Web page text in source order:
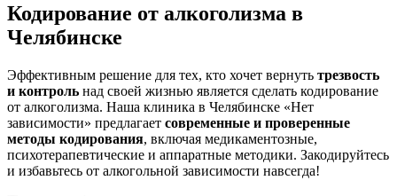
Кодирование от алкоголизма в
Челябинске
Эффективным решение для тех, кто хочет вернуть трезвость
и контроль над своей жизнью является сделать кодирование
от алкоголизма. Наша клиника в Челябинске «Нет
зависимости» предлагает современные и проверенные
методы кодирования, включая медикаментозные,
психотерапевтические и аппаратные методики. Закодируйтесь
и избавьтесь от алкогольной зависимости навсегда!